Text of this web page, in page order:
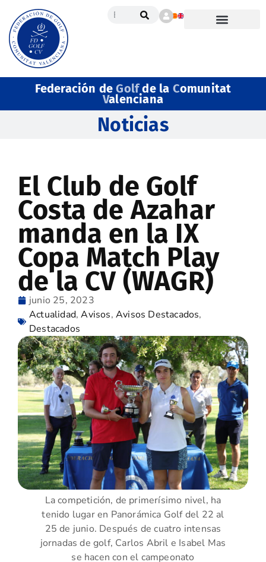
Federación deGolfde la Comunitat
Valenciana
Noticias
El Club de Golf
Costa de Azahar
manda en la IX
Copa Match Play
de la CV (WAGR)
junio 25, 2023
Actualidad,Avisos,Avisos Destacados,
Destacados
La competición, de primerísimo nivel, ha
tenido lugar en Panorámica Golf del 22 al
25 de junio. Después de cuatro intensas
jornadas de golf, Carlos Abril e Isabel Mas
se hacen con el campeonato